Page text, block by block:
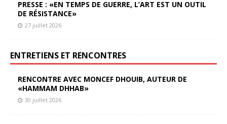
PRESSE : «EN TEMPS DE GUERRE, L’ART EST UN OUTIL
DE RÉSISTANCE»
27 juillet 2026
ENTRETIENS ET RENCONTRES
RENCONTRE AVEC MONCEF DHOUIB, AUTEUR DE
«HAMMAM DHHAB»
30 juillet 2026